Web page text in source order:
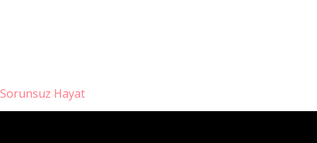
Sorunsuz Hayat